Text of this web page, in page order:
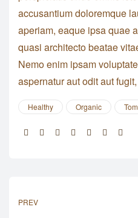
accusantium doloremque
aperiam, eaque ipsa quae
quasi architecto beatae
Nemo enim ipsam
aspernatur aut odit aut
Healthy Organic
Share:
PREV